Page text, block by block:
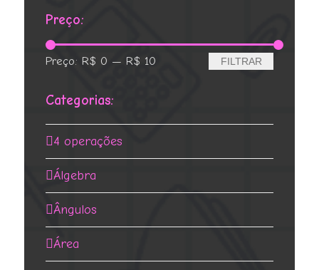
Preço:
Preço
Preço
FILTRAR
Preço: R$ 0 — R$ 10
Categorias:
4 operações
Álgebra
Ângulos
Área